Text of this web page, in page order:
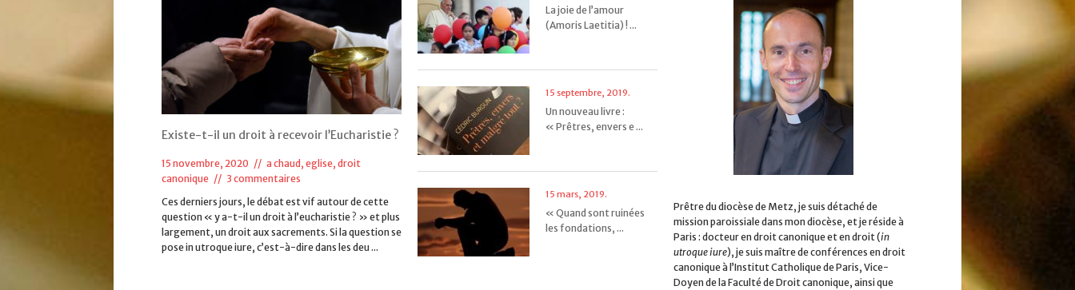
Existe-t-il un droit à recevoir l’Eucharistie ?
15 novembre, 2020 // a chaud , eglise, droit
canonique // 3 commentaires
Ces derniers jours, le débat est vif autour de cette
question « y a-t-il un droit à l’eucharistie ? » et plus
largement, un droit aux sacrements. Si la question se
pose in utroque iure, c’est-à-dire dans les deu ...
La joie de l’amour
(Amoris Laetitia) ! ...
15 septembre, 2019.
Un nouveau livre :
« Prêtres, envers e ...
15 mars, 2019.
« Quand sont ruinées
les fondations, ...
Prêtre du diocèse de Metz, je suis détaché de
mission paroissiale dans mon diocèse, et je réside à
Paris : docteur en droit canonique et en droit (in
utroque iure), je suis maître de conférences en droit
canonique à l’Institut Catholique de Paris, Vice-
Doyen de la Faculté de Droit canonique, ainsi que